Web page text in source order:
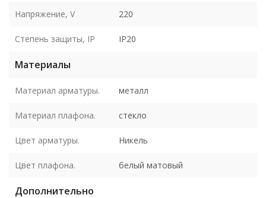
Напряжение, V 220
Степень защиты, IP IP20
Материалы
Материал арматуры. металл
Материал плафона. стекло
Цвет арматуры. Никель
Цвет плафона. белый матовый
Дополнительно